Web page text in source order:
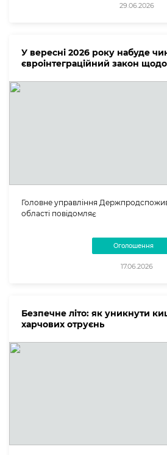
29.06.2026
У вересні 2026 року набуде
євроінтеграційний закон
Головне управління
області повідомляє
Оголошення
17.06.2026
Безпечне літо: як уникнути
харчових отруєнь